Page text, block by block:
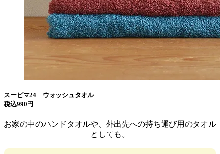
スーピマ24 ウォッシュタオル
税込990円
お家の中のハンドタオルや、外出先への持ち運び用のタオル
としても。